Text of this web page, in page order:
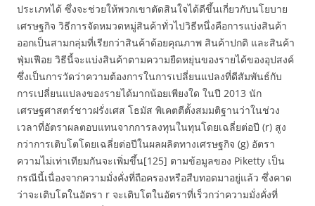
ประเภทได้ ซึ่งจะช่วยให้พวกเขาตัดสินใจได้ดีขึ้นเกี่ยวกับนโยบาย
เศรษฐกิจ วิธีการจัดหมวดหมู่สินค้าทั่วไปวิธีหนึ่งคือการแบ่งสินค้า
ออกเป็นสามกลุ่มที่เรียกว่าสินค้าด้อยคุณภาพ สินค้าปกติ และสินค้า
ฟุ่มเฟือย วิธีนี้จะแบ่งสินค้าตามความยืดหยุ่นของรายได้ของอุปสงค์
ซึ่งเป็นการวัดว่าความต้องการในการเปลี่ยนแปลงที่ดีสัมพันธ์กับ
การเปลี่ยนแปลงของรายได้มากน้อยเพียงใด ในปี 2013 นัก
เศรษฐศาสตร์ชาวฝรั่งเศส โธมัส พิเคตตีตั้งสมมติฐานว่าในช่วง
เวลาที่อัตราผลตอบแทนจากการลงทุนในทุนโดยเฉลี่ยต่อปี (r) สูง
กว่าการเติบโตโดยเฉลี่ยต่อปีในผลผลิตทางเศรษฐกิจ (g) อัตรา
ความไม่เท่าเทียมกันจะเพิ่มขึ้น[125] ตามข้อมูลของ Piketty เป็น
กรณีนี้เนื่องจากความมั่งคั่งที่ถือครองหรือสืบทอดมาอยู่แล้ว ซึ่งคาด
ว่าจะเติบโตในอัตรา r จะเติบโตในอัตราที่เร็วกว่าความมั่งคั่งที่